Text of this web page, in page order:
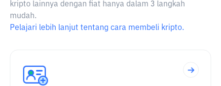
kripto lainnya dengan fiat hanya dalam 3 langkah
mudah.
Pelajari lebih lanjut tentang cara membeli kripto.